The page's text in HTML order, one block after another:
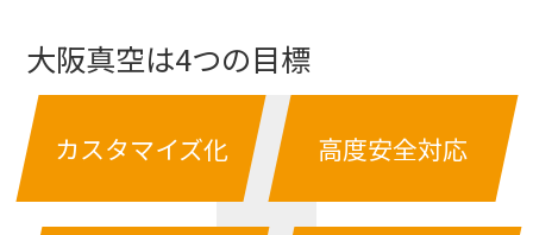
大阪真空は4つの目標
カスタマイズ化 高度安全対応